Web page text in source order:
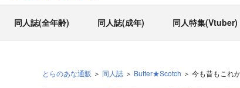
同人誌(全年齢) 同人誌(成年) 同人特集(Vtuber)
とらのあな通販 同人誌 Butter★Scotch 今も昔もこれ